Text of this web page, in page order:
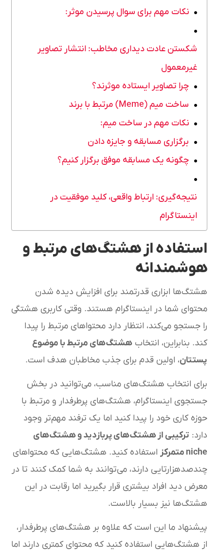
نکات مهم برای سوال پرسیدن موثر:
شکستن عادت دیداری مخاطب: انتشار تصاویر
غیرمعمول
چرا تصاویر ایستاده موثرند؟
ساخت میم (Meme) مرتبط با برند
نکات مهم در ساخت میم:
برگزاری مسابقه و جایزه دادن
چگونه یک مسابقه موفق برگزار کنیم؟
نتیجه‌گیری: ارتباط واقعی، کلید موفقیت در
اینستاگرام
استفاده از هشتگ‌های مرتبط و
هوشمندانه
هشتگ‌ها ابزاری قدرتمند برای افزایش دیده شدن
محتوای شما در اینستاگرام هستند. وقتی کاربری هشتگی
را جستجو می‌کند، انتظار دارد محتواهای مرتبط را پیدا
کند. بنابراین، انتخابهشتگ‌های مرتبط با موضوع
پستتان، اولین قدم برای جذب مخاطبان هدف است.
برای انتخاب هشتگ‌های مناسب، می‌توانید در بخش
جستجوی اینستاگرام، هشتگ‌های پرطرفدار و مرتبط با
حوزه کاری خود را پیدا کنید اما یک ترفند مهم‌تر وجود
دارد: ترکیبی از هشتگ‌های پربازدید و هشتگ‌های
niche متمرکز استفاده کنید. هشتگ‌هایی که محتواهای
چندصدهزارتایی دارند، می‌توانند به شما کمک کنند تا در
معرض دید افراد بیشتری قرار بگیرید اما رقابت در این
هشتگ‌ها نیز بسیار بالاست.
پیشنهاد ما این است که علاوه بر هشتگ‌های پرطرفدار،
از هشتگ‌هایی استفاده کنید که محتوای کمتری دارند اما